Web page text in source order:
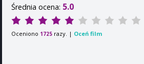
Średnia ocena: 5.0
Oceniono 1725 razy. | Oceń film